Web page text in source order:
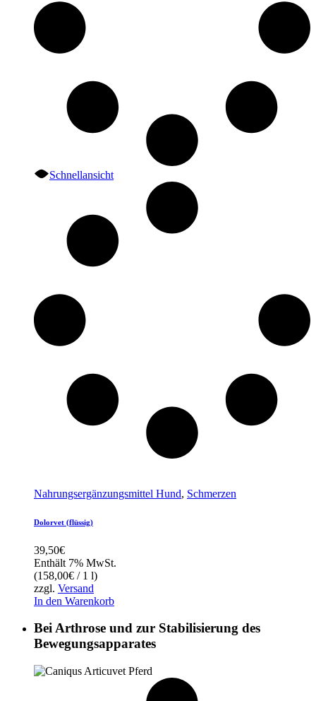
Schnellansicht
Nahrungsergänzungsmittel Hund, Schmerzen
Dolorvet (flüssig)
39,50€
Enthält 7% MwSt.
(158,00€ / 1 l)
zzgl. Versand
In den Warenkorb
Bei Arthrose und zur Stabilisierung des
Bewegungsapparates